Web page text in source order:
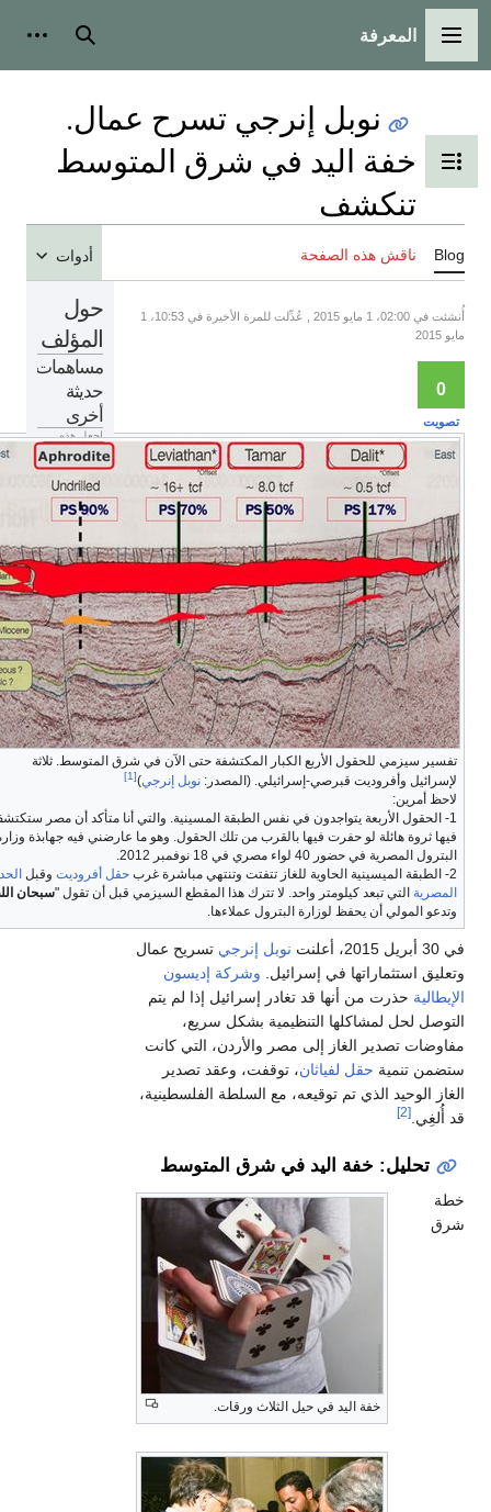
الرئيسية
المعرفة بحث أدوات
عرض جدول المحتويات
نوبل إنرجي تسرح عمال.
خفة اليد في شرق المتوسط
تنكشف
ناقش هذه الصفحة
حول
المؤلف
مساهمات
اجعل هذه
الصفحة أفضل
بتحريرها.
أُنشئت في 02:00، 1 مايو 2015 , عُدِّلت للمرة الأخيرة في 10:53، 1
سيزمي للحقول الأربع الكبار المكتشفة حتى الآن في شرق المتوسط. ثلاثة
وأفروديت قبرصي-إسرائيلي. (المصدر:نوبل إنرجي )
[1]
أمرين:
1- الحقول الأربعة يتواجدون في نفس الطبقة المسينية. والتي أنا متأكد أن مصر ستكتشف
ثروة هائلة لو حفرت فيها بالقرب من تلك الحقول. وهو ما عارضني فيه جهابذة وزارة
المصرية في حضور 40 لواء مصري في 18 نوفمبر 2012.
حقل أفروديتوقبلالحدود
التي تبعد كيلومتر واحد. لا تترك هذا المقطع السيزمي قبل أن تقول "سبحان الله"،
المولي أن يحفظ لوزارة البترول عملاءها.
نوبل إنرجي تسريح عمال
استثماراتها في إسرائيل.وشركة إديسون
حذرت من أنها قد تغادر إسرائيل إذا لم يتم
لحل لمشاكلها التنظيمية بشكل سريع،
تصدير الغاز إلى مصر والأردن، التي كانت
تنمية حقل لفياثان ، توقفت، وعقد تصدير
الوحيد الذي تم توقيعه، مع السلطة الفلسطينية،
أُلغِي.
تحليل: خفة اليد في شرق المتوسط
خفة اليد في حيل الثلاث ورقات.